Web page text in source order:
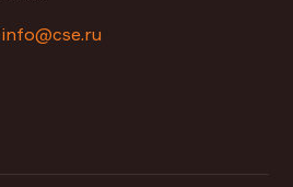
info@cse.ru